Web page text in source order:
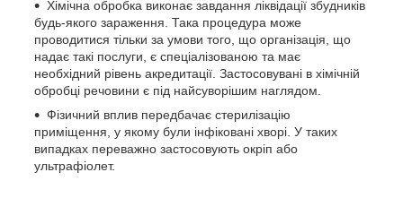
Хімічна обробка виконає завдання ліквідації збудників
будь-якого зараження. Така процедура може
проводитися тільки за умови того, що організація, що
надає такі послуги, є спеціалізованою та має
необхідний рівень акредитації. Застосовувані в хімічній
обробці речовини є під найсуворішим наглядом.
Фізичний вплив передбачає стерилізацію
приміщення, у якому були інфіковані хворі. У таких
випадках переважно застосовують окріп або
ультрафіолет.